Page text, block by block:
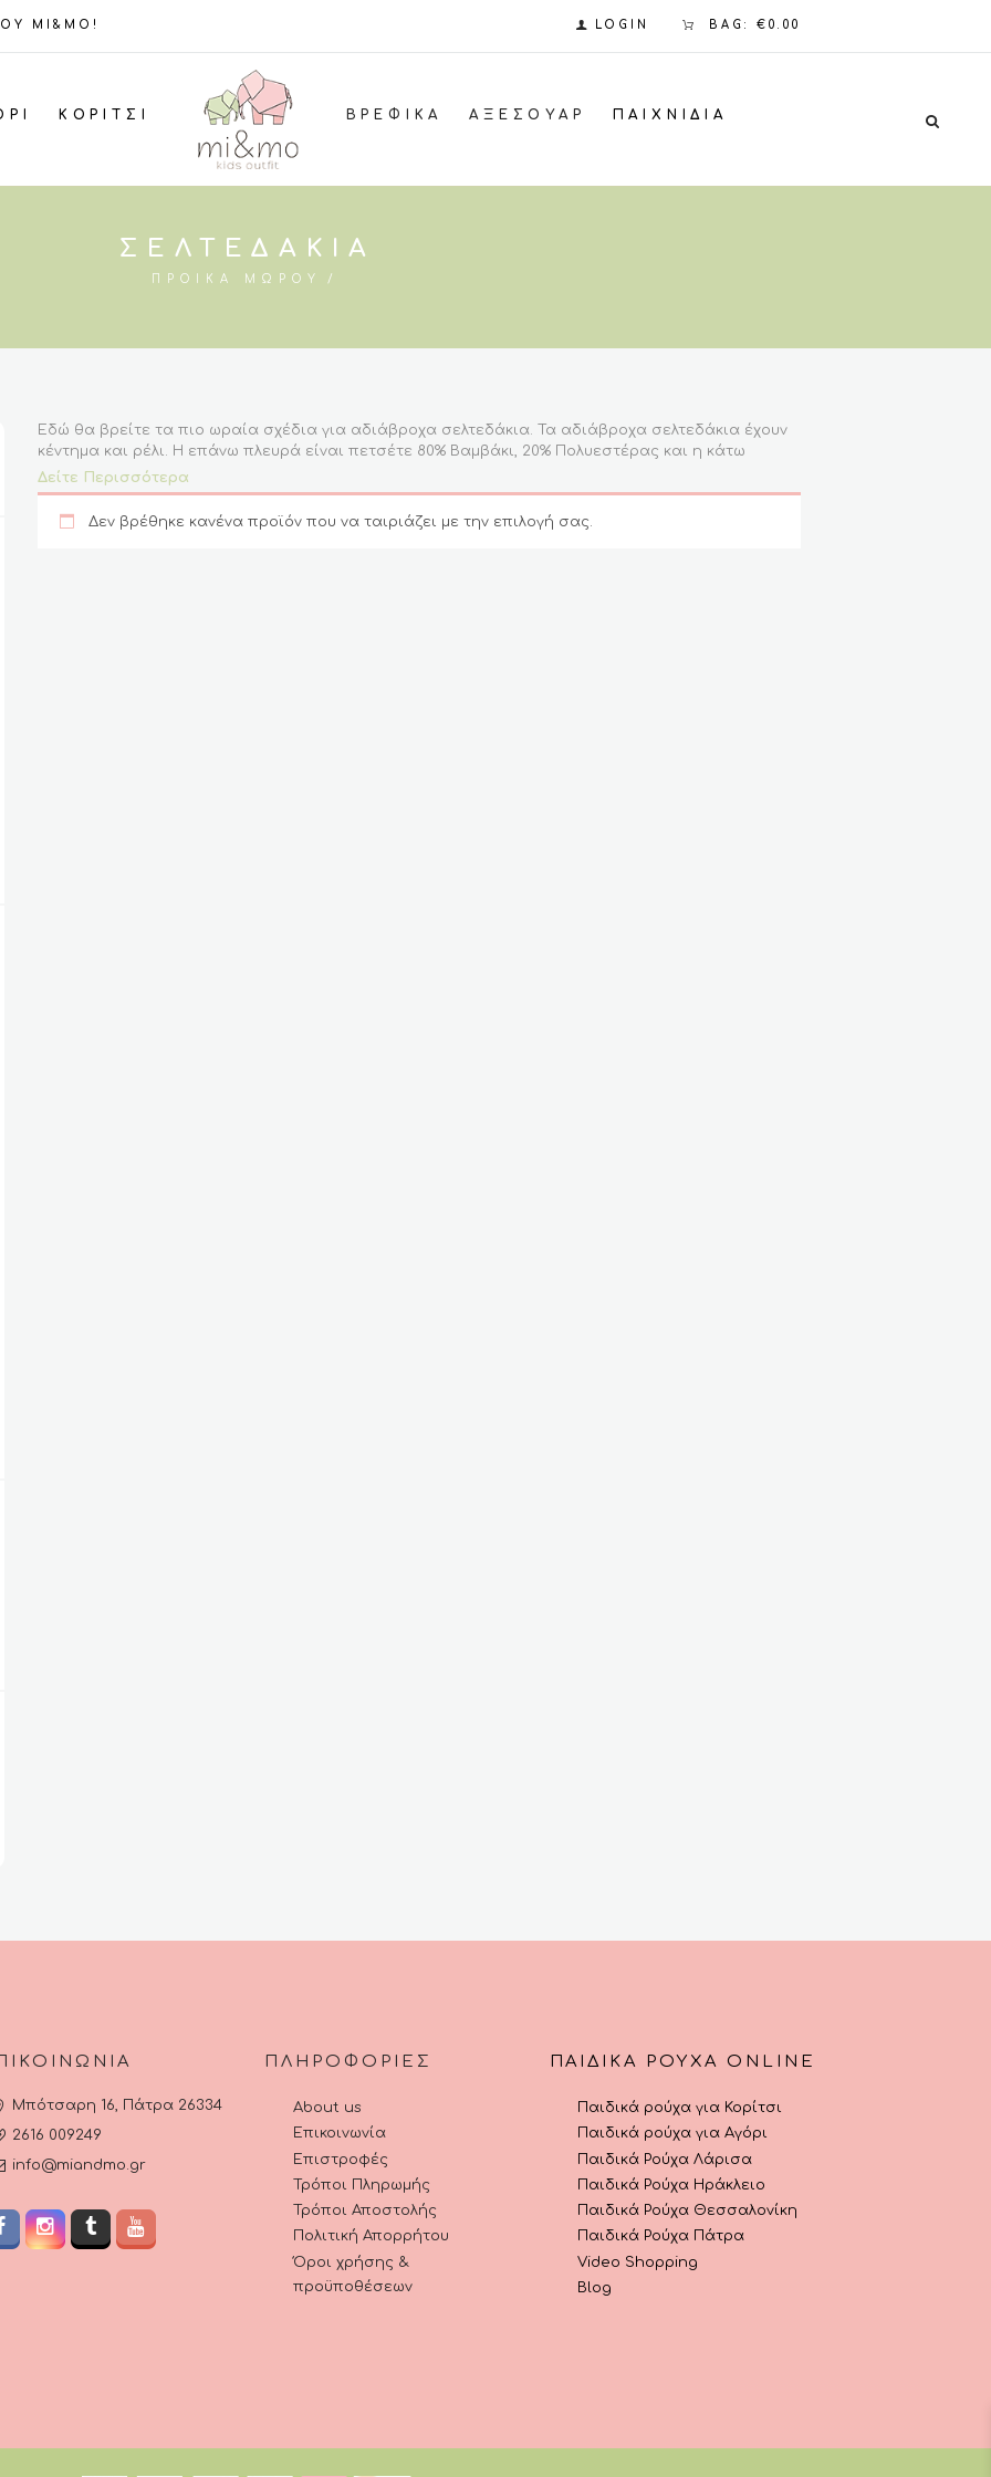
MI&MO! LOGIN BAG: €0.00
ΚΟΡΊΤΣΙ ΒΡΕΦΙΚΆ ΑΞΕΣΟΥΆΡ ΠΑΙΧΝΊΔΙΑ
ΣΕΛΤΕΔΆΚΙΑ
ΠΡΟΊΚΑ ΜΩΡΟΎ
Εδώ θα βρείτε τα πιο ωραία σχέδια για αδιάβροχα σελτεδάκια. Τα αδιάβροχα σελτεδάκια έχουν
κέντημα και ρέλι. Η επάνω πλευρά είναι πετσέτε 80% Βαμβάκι, 20% Πολυεστέρας και η κάτω
πλευρά είναι αδιάβροχη 100% PU coated-Πολυαμίδη για την μέγιστη προστασίας του μωρού σας.
Δείτε Περισσότερα
Δεν βρέθηκε κανένα προϊόν που να ταιριάζει με την επιλογή σας.
Μπότσαρη 16, Πάτρα 26334
2616 009249
info@miandmo.gr
ΠΛΗΡΟΦΟΡΊΕΣ
About us
Επικοινωνία
Επιστροφές
Τρόποι Πληρωμής
Τρόποι Αποστολής
Πολιτική Απορρήτου
Όροι χρήσης &
προϋποθέσεων
ΠΑΙΔΙΚΆ ΡΟΎΧΑ ONLINE
Παιδικά ρούχα για Κορίτσι
Παιδικά ρούχα για Αγόρι
Παιδικά Ρούχα Λάρισα
Παιδικά Ρούχα Ηράκλειο
Παιδικά Ρούχα Θεσσαλονίκη
Παιδικά Ρούχα Πάτρα
Video Shopping
Blog